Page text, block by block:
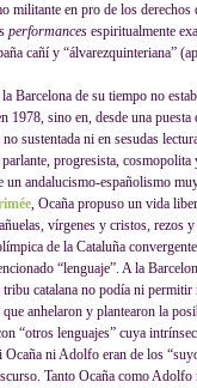
militante en pro de los
performances espiritualmente
cañí y “álvarezquinteriana”
Barcelona de su tiempo no
1978, sino en, desde una puesta
sustentada ni en sesudas
progresista,
un andalucismo-españolismo
, Ocaña propuso un vida
vírgenes y cristos, rezos
de la Cataluña
“lenguaje”. A la
catalana no podía ni
anhelaron y plantearon la
“otros lenguajes” cuya
ni Adolfo eran de los
Tanto Ocaña como